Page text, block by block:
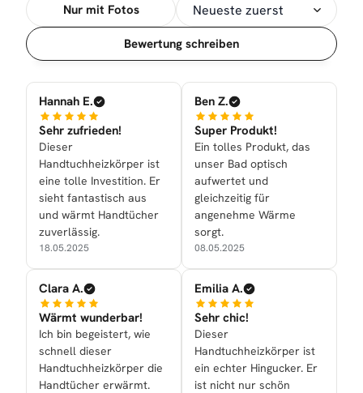
Nur mit Fotos
Sortierung
Bewertung schreiben
Hannah E.
Sehr zufrieden!
Dieser
Handtuchheizkörper ist
eine tolle Investition. Er
sieht fantastisch aus
und wärmt Handtücher
zuverlässig.
18.05.2025
Clara A.
Wärmt wunderbar!
Ich bin begeistert, wie
schnell dieser
Handtuchheizkörper die
Handtücher erwärmt.
Ben Z.
Super Produkt!
Ein tolles Produkt, das
unser Bad optisch
aufwertet und
gleichzeitig für
angenehme Wärme
sorgt.
08.05.2025
Emilia A.
Sehr chic!
Dieser
Handtuchheizkörper ist
ein echter Hingucker. Er
ist nicht nur schön